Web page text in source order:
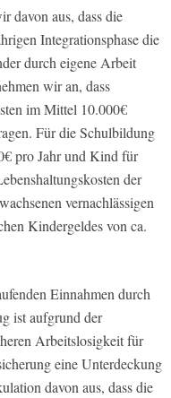
davon aus, dass die
Integrationsphase die
durch eigene Arbeit
wir an, dass
im Mittel 10.000€
Für die Schulbildung
pro Jahr und Kind für
der
vernachlässigen
Kindergeldes von ca.
Einnahmen durch
ist aufgrund der
Arbeitslosigkeit für
eine Unterdeckung
davon aus, dass die